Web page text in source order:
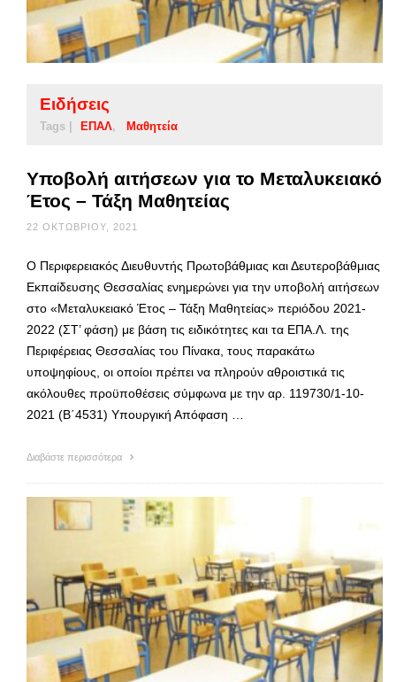
Ειδήσεις
Tags | ΕΠΑΛ Μαθητεία
Υποβολή αιτήσεων για το Μεταλυκειακό
Έτος – Τάξη Μαθητείας
22 ΟΚΤΩΒΡΊΟΥ, 2021
Ο Περιφερειακός Διευθυντής Πρωτοβάθμιας και Δευτεροβάθμιας
Εκπαίδευσης Θεσσαλίας ενημερώνει για την υποβολή αιτήσεων
στο «Μεταλυκειακό Έτος – Τάξη Μαθητείας» περιόδου 2021-
2022 (ΣΤ’ φάση) με βάση τις ειδικότητες και τα ΕΠΑ.Λ. της
Περιφέρειας Θεσσαλίας του Πίνακα, τους παρακάτω
υποψηφίους, οι οποίοι πρέπει να πληρούν αθροιστικά τις
ακόλουθες προϋποθέσεις σύμφωνα με την αρ. 119730/1-10-
2021 (Β΄4531) Υπουργική Απόφαση …
Διαβάστε περισσότερα